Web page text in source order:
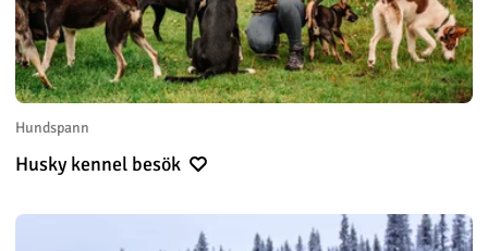
Hundspann
Husky kennel besök